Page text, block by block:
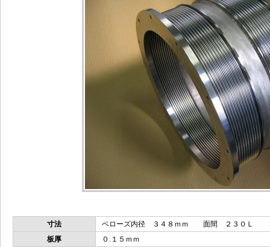
寸法
ベローズ内径 ３４８ｍｍ 面間 ２３０Ｌ
板厚
０.１５ｍｍ